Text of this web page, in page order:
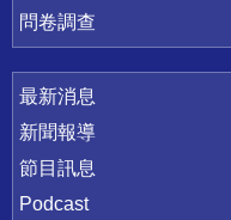
問卷調查
最新消息
新聞報導
節目訊息
Podcast